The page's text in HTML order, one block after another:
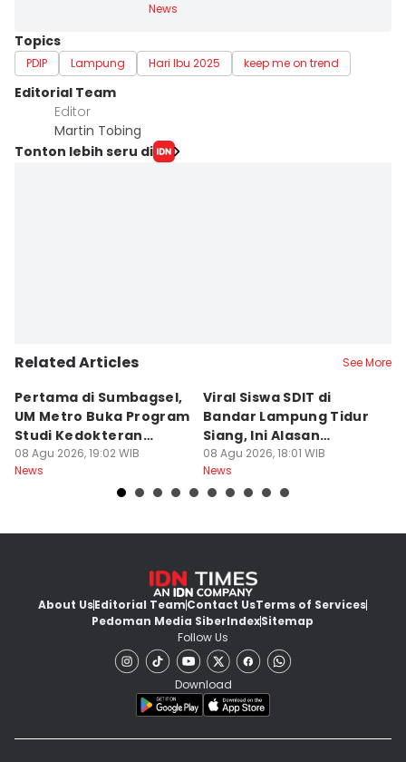
News
Topics
PDIP Lampung Hari Ibu 2025 keep me on trend
Editorial Team
Editor
Martin Tobing
Tonton lebih seru di
Related Articles See More
Pertama di Sumbagsel,
UM Metro Buka Program
Studi Kedokteran
Hewan
08 Agu 2026, 19:02 WIB
News
Viral Siswa SDIT di
Bandar Lampung Tidur
Siang, Ini Alasan
Sekolah
08 Agu 2026, 18:01 WIB
News
About UsEditorial TeamContact UsTerms of Services
Pedoman Media SiberIndexSitemap
Follow Us
Download